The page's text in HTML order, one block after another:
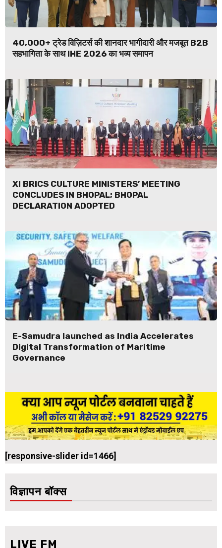
40,000+ ट्रेड विज़िटर्स की शानदार भागीदारी और मजबूत B2B
सहभागिता के साथ IHE 2026 का भव्य समापन
XI BRICS CULTURE MINISTERS’ MEETING
CONCLUDES IN BHOPAL; BHOPAL
DECLARATION ADOPTED
E-Samudra launched as India Accelerates
Digital Transformation of Maritime
Governance
[responsive-slider id=1466]
विज्ञापन बॉक्स
LIVE FM